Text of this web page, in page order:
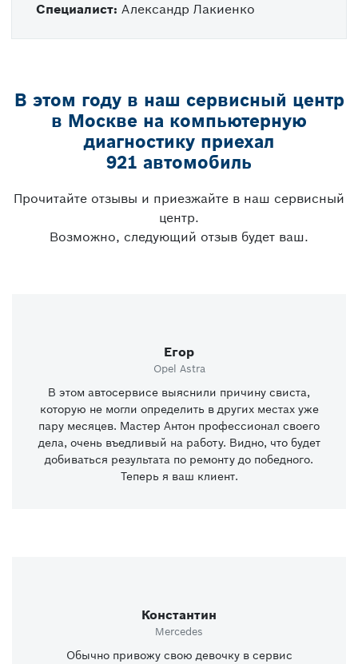
Специалист: Александр Лакиенко
В этом году в наш сервисный центр
в Москве на компьютерную
диагностику приехал
921 автомобиль
Прочитайте отзывы и приезжайте в наш сервисный
центр.
Возможно, следующий отзыв будет ваш.
Егор
Opel Astra
В этом автосервисе выяснили причину свиста,
которую не могли определить в других местах уже
пару месяцев. Мастер Антон профессионал своего
дела, очень въедливый на работу. Видно, что будет
добиваться результата по ремонту до победного.
Теперь я ваш клиент.
Константин
Mercedes
Обычно привожу свою девочку в сервис